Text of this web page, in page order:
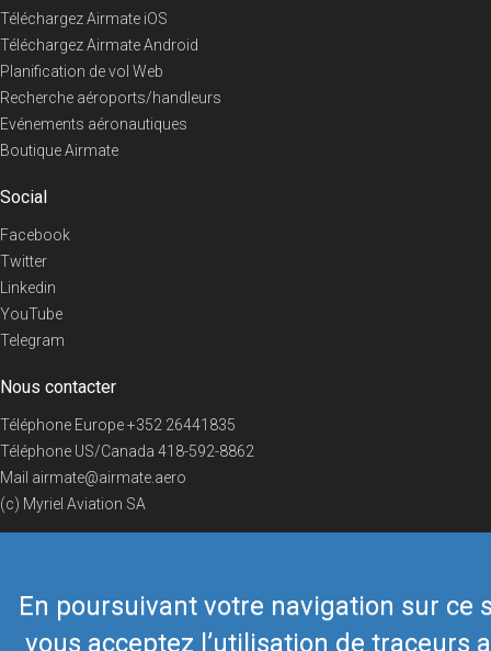
En poursuivant votre navigation sur ce
vous acceptez l’utilisation de traceurs
Téléchargez Airmate iOS
Téléchargez Airmate Android
Planification de vol Web
Recherche aéroports/handleurs
Evénements aéronautiques
Boutique Airmate
Social
Facebook
Twitter
Linkedin
YouTube
Telegram
Nous contacter
Téléphone Europe+352 26441835
Téléphone US/Canada 418-592-8862
Mail airmate@airmate.aero
(c) Myriel Aviation SA
© 2019 Airmate - Conditions d'utilisation -Vie privée Back to top